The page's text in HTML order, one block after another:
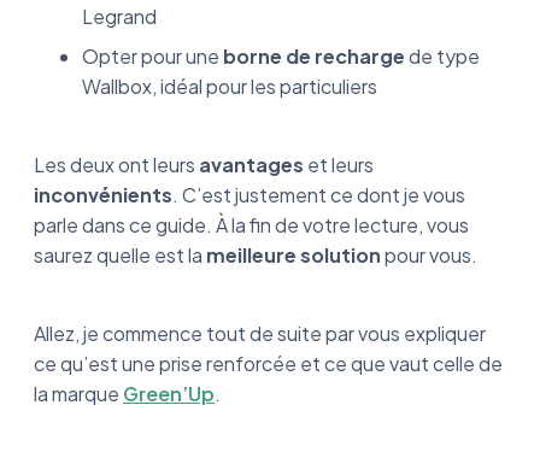
Legrand
Opter pour une borne de rechargede type
Wallbox, idéal pour les particuliers
Les deux ont leurs avantages et leurs
inconvénients. C’est justement ce dont je vous
parle dans ce guide. À la fin de votre lecture, vous
saurez quelle est la meilleure solutionpour vous.
Allez, je commence tout de suite par vous expliquer
ce qu’est une prise renforcée et ce que vaut celle de
la marque Green’Up.